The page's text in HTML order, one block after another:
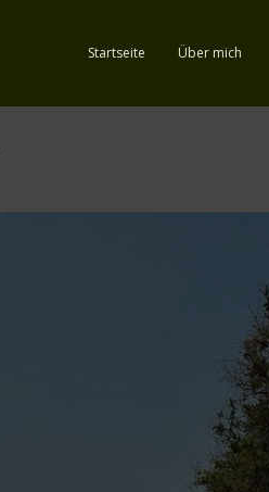
Startseite Über mich